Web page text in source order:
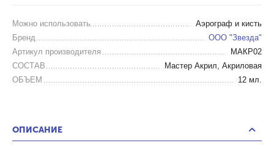
Можно использовать
Аэрограф и кисть
Бренд
ООО "Звезда"
Артикул производителя
МАКР02
СОСТАВ
Мастер Акрил, Акриловая
ОБЪЕМ
12 мл.
ОПИСАНИЕ